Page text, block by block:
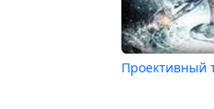
Проективный